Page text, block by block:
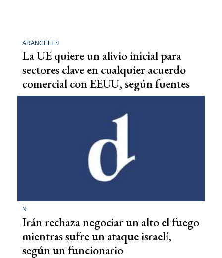
ARANCELES
La UE quiere un alivio inicial para
sectores clave en cualquier acuerdo
comercial con EEUU, según fuentes
N
Irán rechaza negociar un alto el fuego
mientras sufre un ataque israelí,
según un funcionario